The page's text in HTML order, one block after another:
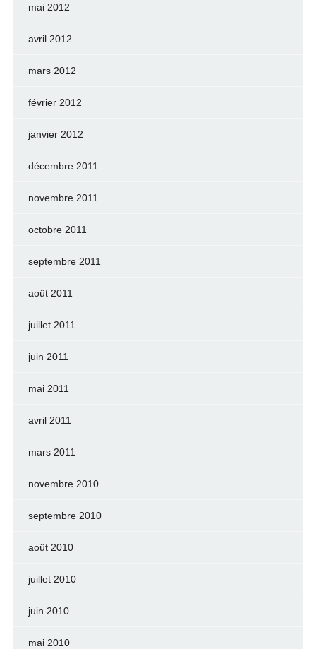
mai 2012
avril 2012
mars 2012
février 2012
janvier 2012
décembre 2011
novembre 2011
octobre 2011
septembre 2011
août 2011
juillet 2011
juin 2011
mai 2011
avril 2011
mars 2011
novembre 2010
septembre 2010
août 2010
juillet 2010
juin 2010
mai 2010